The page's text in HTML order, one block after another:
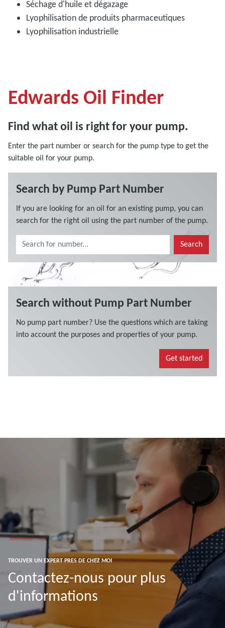
Séchage d'huile et dégazage
Lyophilisation de produits pharmaceutiques
Lyophilisation industrielle
TROUVER UN EXPERT PRES DE CHEZ MOI
Contactez-nous pour plus
d'informations